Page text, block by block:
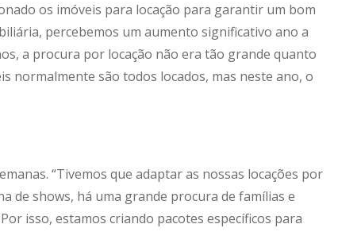
os imóveis para locação para garantir um bom
percebemos um aumento significativo ano a
a procura por locação não era tão grande quanto
normalmente são todos locados, mas neste ano, o
“Tivemos que adaptar as nossas locações por
de shows, há uma grande procura de famílias e
isso, estamos criando pacotes específicos para